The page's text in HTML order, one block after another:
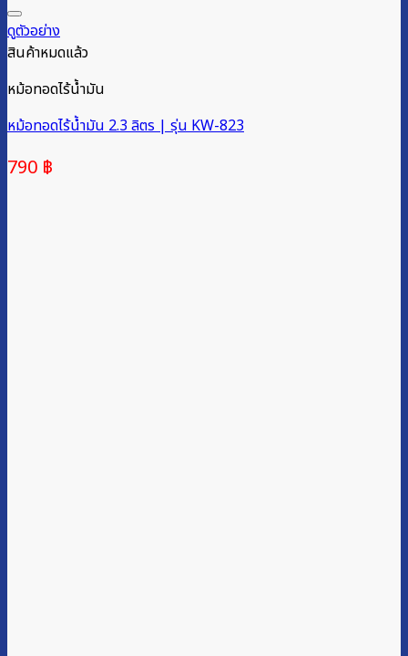
ดูตัวอย่าง
สินค้าหมดแล้ว
หม้อทอดไร้น้ำมัน
หม้อทอดไร้น้ำมัน 2.3 ลิตร | รุ่น KW-823
790 ฿